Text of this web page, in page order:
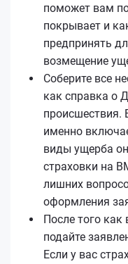
поможет вам
покрывает и
предпринять
возмещение
Соберите все
как справка о
происшествия.
именно
виды ущерба
страховки на
лишних
оформления
После того
подайте
Если у вас